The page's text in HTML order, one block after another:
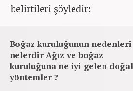
belirtileri şöyledir:
Boğaz kuruluğunun nedenleri
nelerdir Ağız ve boğaz
kuruluğuna ne iyi gelen doğal
yöntemler ?